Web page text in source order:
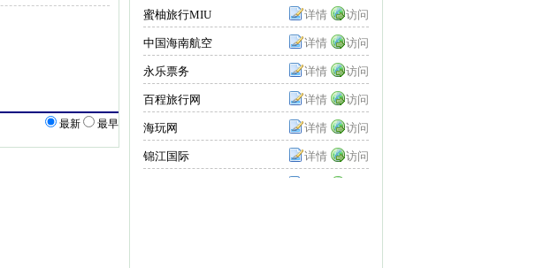
最新 最早
蜜柚旅行MIU
TOUR
详情 访问
中国海南航空
Hainan Airlines
详情 访问
永乐票务 详情 访问
百程旅行网 详情 访问
海玩网 详情 访问
锦江国际 详情 访问